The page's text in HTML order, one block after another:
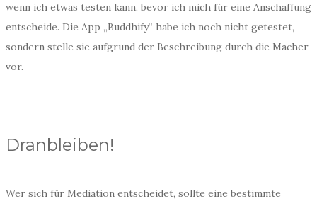
wenn ich etwas testen kann, bevor ich mich für eine Anschaffung
entscheide. Die App „Buddhify“ habe ich noch nicht getestet,
sondern stelle sie aufgrund der Beschreibung durch die Macher
vor.
Dranbleiben!
Wer sich für Mediation entscheidet, sollte eine bestimmte